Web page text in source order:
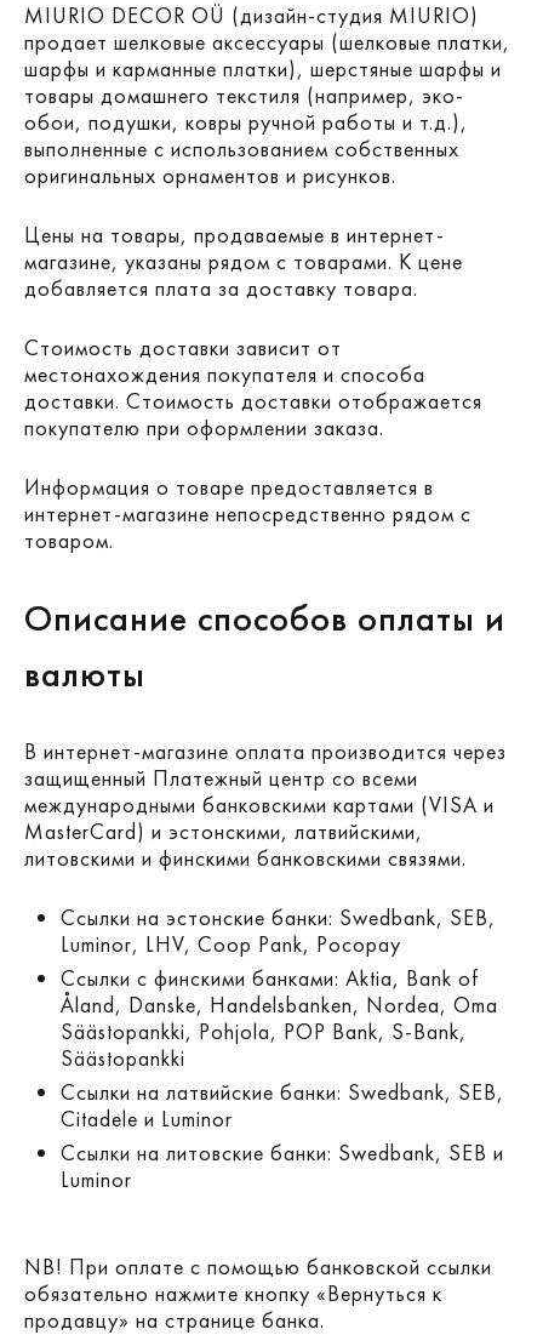
MIURIO DECOR OÜ (дизайн-студия MIURIO)
продает шелковые аксессуары (шелковые платки,
шарфы и карманные платки), шерстяные шарфы и
товары домашнего текстиля (например, эко-
обои, подушки, ковры ручной работы и т.д.),
выполненные с использованием собственных
оригинальных орнаментов и рисунков.
Цены на товары, продаваемые в интернет-
магазине, указаны рядом с товарами. К цене
добавляется плата за доставку товара.
Стоимость доставки зависит от
местонахождения покупателя и способа
доставки. Стоимость доставки отображается
покупателю при оформлении заказа.
Информация о товаре предоставляется в
интернет-магазине непосредственно рядом с
товаром.
Описание способов оплаты и
валюты
В интернет-магазине оплата производится через
защищенный Платежный центр со всеми
международными банковскими картами (VISA и
MasterCard) и эстонскими, латвийскими,
литовскими и финскими банковскими связями.
Ссылки на эстонские банки: Swedbank, SEB,
Luminor, LHV, Coop Pank, Pocopay
Ссылки с финскими банками: Aktia, Bank of
Åland, Danske, Handelsbanken, Nordea, Oma
Säästopankki, Pohjola, POP Bank, S-Bank,
Säästopankki
Ссылки на латвийские банки: Swedbank, SEB,
Citadele и Luminor
Ссылки на литовские банки: Swedbank, SEB и
Luminor
NB! При оплате с помощью банковской ссылки
обязательно нажмите кнопку «Вернуться к
продавцу» на странице банка.